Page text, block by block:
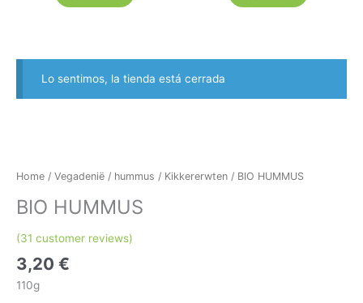
Lo sentimos, la tienda está cerrada
Home / Vegadenië / hummus / Kikkererwten / BIO HUMMUS
BIO HUMMUS
(31 customer reviews)
3,20 €
110g